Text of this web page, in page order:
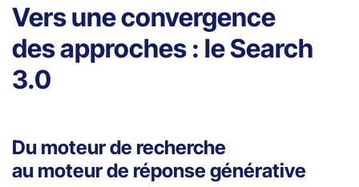
Vers une convergence
des approches : le Search
3.0
Du moteur de recherche
au moteur de réponse générative